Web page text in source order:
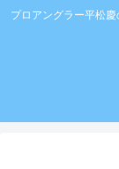
プロアングラー平松